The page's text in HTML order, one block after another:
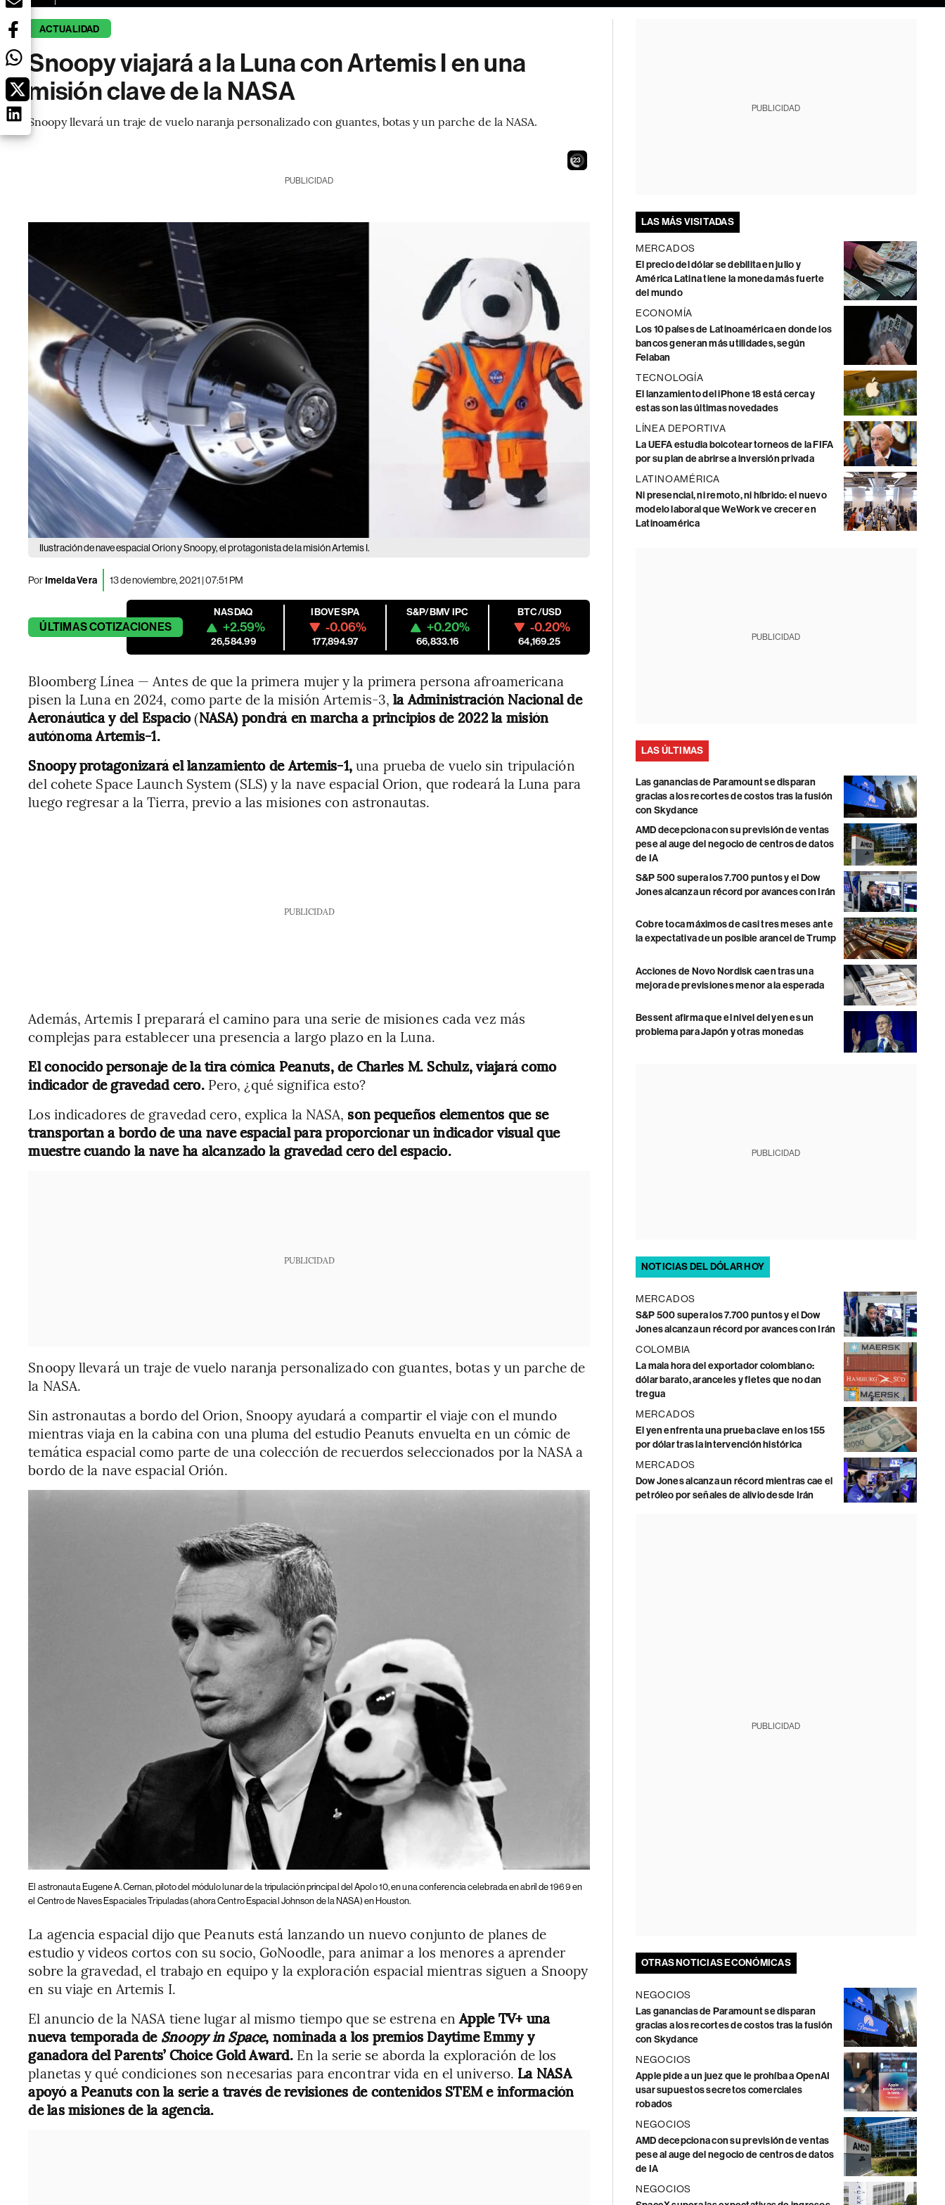
ACTUALIDAD
Snoopy viajará a la Luna con Artemis I en una
misión clave de la NASA
Snoopy llevará un traje de vuelo naranja personalizado con guantes, botas y un parche de la NASA.
21
PUBLICIDAD
Ilustración de nave espacial Orion y Snoopy, el protagonista de la misión Artemis I.
PorImelda Vera 13 de noviembre, 2021 | 07:51 PM
ÚLTIMASCOTIZACIONES
NASDAQ
+2.59%
26,584.99
IBOVESPA
-0.06%
177,894.97
S&P/BMV IPC
+0.20%
66,833.16
BTC/USD
-0.20%
64,169.25
Bloomberg Línea — Antes de que la primera mujer y la primera persona afroamericana
pisen la Luna en 2024, como parte de la misión Artemis-3,laAdministración Nacional de
Aeronáutica y del Espacio(NASA) pondrá en marcha a principios de 2022 la misión
autónoma Artemis-1.
Snoopy protagonizará el lanzamiento de Artemis-1,una prueba de vuelo sin tripulación
del cohete Space Launch System (SLS) y la nave espacial Orion, que rodeará la Luna para
luego regresar a la Tierra, previo a las misiones con astronautas.
PUBLICIDAD
Además, Artemis I preparará el camino para una serie de misiones cada vez más
complejas para establecer una presencia a largo plazo en la Luna.
El conocido personaje de la tira cómica Peanuts, de Charles M. Schulz, viajará como
indicador de gravedad cero.Pero, ¿qué significa esto?
Los indicadores de gravedad cero, explica la NASA, son pequeños elementos que se
transportan a bordo de una nave espacial para proporcionar un indicador visual que
muestre cuando la nave ha alcanzado la gravedad cero del espacio.
PUBLICIDAD
Snoopy llevará un traje de vuelo naranja personalizado con guantes, botas y un parche de
la NASA.
Sin astronautas a bordo del Orion, Snoopy ayudará a compartir el viaje con el mundo
mientras viaja en la cabina con una pluma del estudio Peanuts envuelta en un cómic de
temática espacial como parte de una colección de recuerdos seleccionados por la NASA a
bordo de la nave espacial Orión.
El astronauta Eugene A. Cernan, piloto del módulo lunar de la tripulación principal del Apolo 10, en una conferencia celebrada en abril de 1969 en
el Centro de Naves Espaciales Tripuladas (ahora Centro Espacial Johnson de la NASA) en Houston.
La agencia espacial dijo que Peanuts está lanzando un nuevo conjunto de planes de
estudio y videos cortos con su socio, GoNoodle, para animar a los menores a aprender
sobre la gravedad, el trabajo en equipo y la exploración espacial mientras siguen a Snoopy
en su viaje en Artemis I.
El anuncio de la NASA tiene lugar al mismo tiempo que se estrena enApple TV+ una
nueva temporada de Snoopy in Space, nominada a los premios Daytime Emmy y
ganadora del Parents’ Choice Gold Award. En la serie se aborda la exploración de los
planetas y qué condiciones son necesarias para encontrar vida en el universo. La NASA
apoyó a Peanuts con la serie a través de revisiones de contenidos STEM e información
de las misiones de la agencia.
PUBLICIDAD
LAS MÁS VISITADAS
MERCADOS
El precio del dólar se debilita en julio y
América Latina tiene la moneda más fuerte
del mundo
ECONOMÍA
Los 10 países de Latinoamérica en donde los
bancos generan más utilidades, según
Felaban
TECNOLOGÍA
El lanzamiento del iPhone 18 está cerca y
estas son las últimas novedades
LÍNEA DEPORTIVA
La UEFA estudia boicotear torneos de la FIFA
por su plan de abrirse a inversión privada
LATINOAMÉRICA
Ni presencial, ni remoto, ni híbrido: el nuevo
modelo laboral que WeWork ve crecer en
Latinoamérica
PUBLICIDAD
LAS ÚLTIMAS
Las ganancias de Paramount se disparan
gracias a los recortes de costos tras la fusión
con Skydance
AMD decepciona con su previsión de ventas
pese al auge del negocio de centros de datos
de IA
S&P 500 supera los 7.700 puntos y el Dow
Jones alcanza un récord por avances con Irán
Cobre toca máximos de casi tres meses ante
la expectativa de un posible arancel de Trump
Acciones de Novo Nordisk caen tras una
mejora de previsiones menor a la esperada
Bessent afirma que el nivel del yen es un
problema para Japón y otras monedas
PUBLICIDAD
NOTICIAS DEL DÓLAR HOY
MERCADOS
S&P 500 supera los 7.700 puntos y el Dow
Jones alcanza un récord por avances con Irán
COLOMBIA
La mala hora del exportador colombiano:
dólar barato, aranceles y fletes que no dan
tregua
MERCADOS
El yen enfrenta una prueba clave en los 155
por dólar tras la intervención histórica
MERCADOS
Dow Jones alcanza un récord mientras cae el
petróleo por señales de alivio desde Irán
PUBLICIDAD
OTRAS NOTICIAS ECONÓMICAS
NEGOCIOS
Las ganancias de Paramount se disparan
gracias a los recortes de costos tras la fusión
con Skydance
NEGOCIOS
Apple pide a un juez que le prohíba a OpenAI
usar supuestos secretos comerciales
robados
NEGOCIOS
AMD decepciona con su previsión de ventas
pese al auge del negocio de centros de datos
de IA
NEGOCIOS